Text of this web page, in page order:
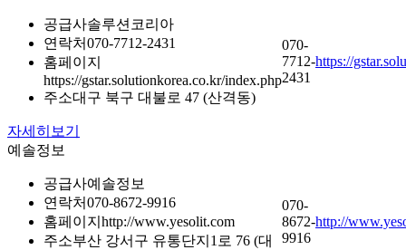
공급사솔루션코리아
연락처070-7712-2431
홈페이지
https://gstar.solutionkorea.co.kr/index.php
주소대구 북구 대불로 47 (산격동)
자세히보기
070-
7712-
2431
https://
예솔정보
공급사예솔정보
연락처070-8672-9916
홈페이지 http://www.yesolit.com
주소부산 강서구 유통단지1로 76 (대
070-
8672-
9916
http://